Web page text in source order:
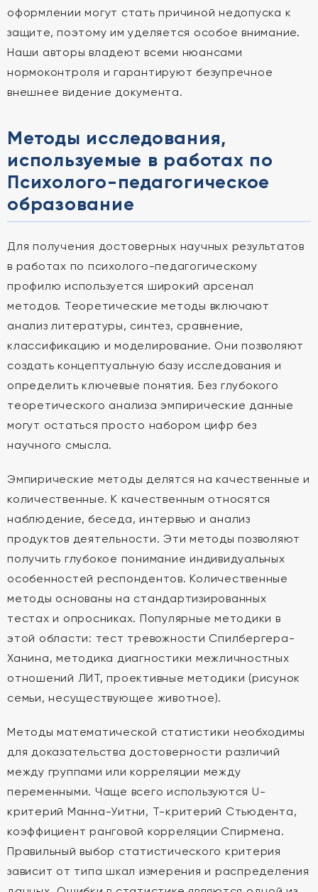
оформлении могут стать причиной недопуска к
защите, поэтому им уделяется особое внимание.
Наши авторы владеют всеми нюансами
нормоконтроля и гарантируют безупречное
внешнее видение документа.
Методы исследования,
используемые в работах по
Психолого-педагогическое
образование
Для получения достоверных научных результатов
в работах по психолого-педагогическому
профилю используется широкий арсенал
методов. Теоретические методы включают
анализ литературы, синтез, сравнение,
классификацию и моделирование. Они позволяют
создать концептуальную базу исследования и
определить ключевые понятия. Без глубокого
теоретического анализа эмпирические данные
могут остаться просто набором цифр без
научного смысла.
Эмпирические методы делятся на качественные и
количественные. К качественным относятся
наблюдение, беседа, интервью и анализ
продуктов деятельности. Эти методы позволяют
получить глубокое понимание индивидуальных
особенностей респондентов. Количественные
методы основаны на стандартизированных
тестах и опросниках. Популярные методики в
этой области: тест тревожности Спилбергера-
Ханина, методика диагностики межличностных
отношений ЛИТ, проективные методики (рисунок
семьи, несуществующее животное).
Методы математической статистики необходимы
для доказательства достоверности различий
между группами или корреляции между
переменными. Чаще всего используются U-
критерий Манна-Уитни, T-критерий Стьюдента,
коэффициент ранговой корреляции Спирмена.
Правильный выбор статистического критерия
зависит от типа шкал измерения и распределения